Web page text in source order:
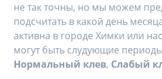
не так точны, но мы можем
подсчитать в какой день
активна в городе Химки или
могут быть слудующие
Нормальный клев, Слабый